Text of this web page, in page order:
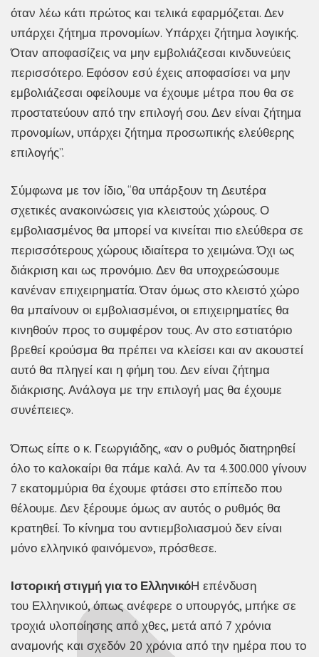
όταν λέω κάτι πρώτος και τελικά εφαρμόζεται. Δεν
υπάρχει ζήτημα προνομίων. Υπάρχει ζήτημα λογικής.
Όταν αποφασίζεις να μην εμβολιάζεσαι κινδυνεύεις
περισσότερο. Εφόσον εσύ έχεις αποφασίσει να μην
εμβολιάζεσαι οφείλουμε να έχουμε μέτρα που θα σε
προστατεύουν από την επιλογή σου. Δεν είναι ζήτημα
προνομίων, υπάρχει ζήτημα προσωπικής ελεύθερης
επιλογής”.
Σύμφωνα με τον ίδιο, “θα υπάρξουν τη Δευτέρα
σχετικές ανακοινώσεις για κλειστούς χώρους. Ο
εμβολιασμένος θα μπορεί να κινείται πιο ελεύθερα σε
περισσότερους χώρους ιδιαίτερα το χειμώνα. Όχι ως
διάκριση και ως προνόμιο. Δεν θα υποχρεώσουμε
κανέναν επιχειρηματία. Όταν όμως στο κλειστό χώρο
θα μπαίνουν οι εμβολιασμένοι, οι επιχειρηματίες θα
κινηθούν προς το συμφέρον τους. Αν στο εστιατόριο
βρεθεί κρούσμα θα πρέπει να κλείσει και αν ακουστεί
αυτό θα πληγεί και η φήμη του. Δεν είναι ζήτημα
διάκρισης. Ανάλογα με την επιλογή μας θα έχουμε
συνέπειες».
Όπως είπε ο κ. Γεωργιάδης, «αν ο ρυθμός διατηρηθεί
όλο το καλοκαίρι θα πάμε καλά. Αν τα 4.300.000 γίνουν
7 εκατομμύρια θα έχουμε φτάσει στο επίπεδο που
θέλουμε. Δεν ξέρουμε όμως αν αυτός ο ρυθμός θα
κρατηθεί. Το κίνημα του αντιεμβολιασμού δεν είναι
μόνο ελληνικό φαινόμενο», πρόσθεσε.
Ιστορική στιγμή για το ΕλληνικόΗ επένδυση
του Ελληνικού, όπως ανέφερε ο υπουργός, μπήκε σε
τροχιά υλοποίησης από χθες, μετά από 7 χρόνια
αναμονής και σχεδόν 20 χρόνια από την ημέρα που το